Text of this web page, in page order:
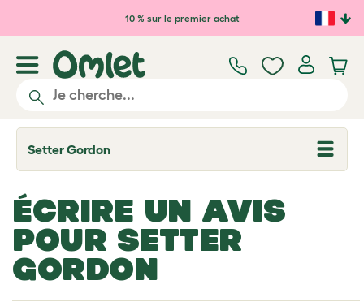
Passer au contenu principal
10 % sur le premier achat
Setter Gordon
T
o
l
e
d
r
o
p
d
o
ÉCRIRE UN AVIS
POUR SETTER
GORDON